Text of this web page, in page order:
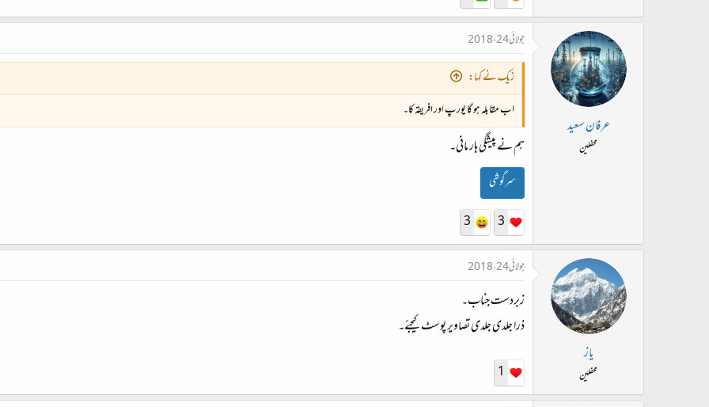
عرفان سعید
محفلین
جولائی 24، 2018
زیک نے کہا:
اب مقابلہ ہو گا یورپ اور افریقہ کا۔
ہم نے پیشگی ہار مانی۔
سرگوشی
3
3
یاز
محفلین
جولائی 24، 2018
زبردست جناب۔
ذرا جلدی جلدی تصاویر پوسٹ کیجئے۔
1